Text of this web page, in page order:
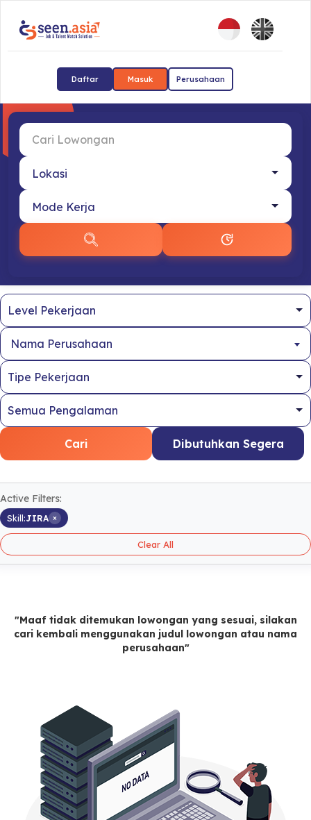
Daftar Masuk Perusahaan
Nama Perusahaan
Cari Dibutuhkan Segera
Active Filters:
Skill:JIRA ×
Clear All
"Maaf tidak ditemukan lowongan yang sesuai, silakan
cari kembali menggunakan judul lowongan atau nama
perusahaan"